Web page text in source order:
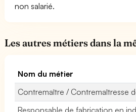
non salarié.
Les autres métiers dans la
Nom du métier
Contremaître / Contremaîtresse
Responsable de fabrication en